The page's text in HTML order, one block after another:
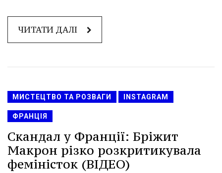
ЧИТАТИ ДАЛІ
МИСТЕЦТВО ТА РОЗВАГИ INSTAGRAM
ФРАНЦІЯ
Скандал у Франції: Бріжит
Макрон різко розкритикувала
феміністок (ВІДЕО)